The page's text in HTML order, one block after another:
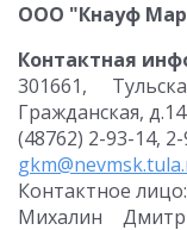
ООО "Кнауф
Контактная
301661,
Гражданская, д.14
(48762) 2-93-14,
Контактное лицо:
Михалин